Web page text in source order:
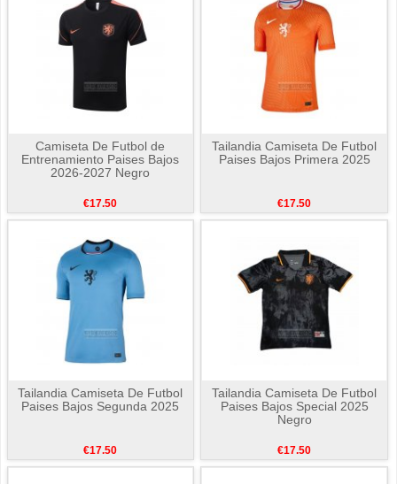
Camiseta De Futbol de
Entrenamiento Paises Bajos
2026-2027 Negro
€17.50
Tailandia Camiseta De Futbol
Paises Bajos Primera 2025
€17.50
Tailandia Camiseta De Futbol
Paises Bajos Segunda 2025
€17.50
Tailandia Camiseta De Futbol
Paises Bajos Special 2025
Negro
€17.50